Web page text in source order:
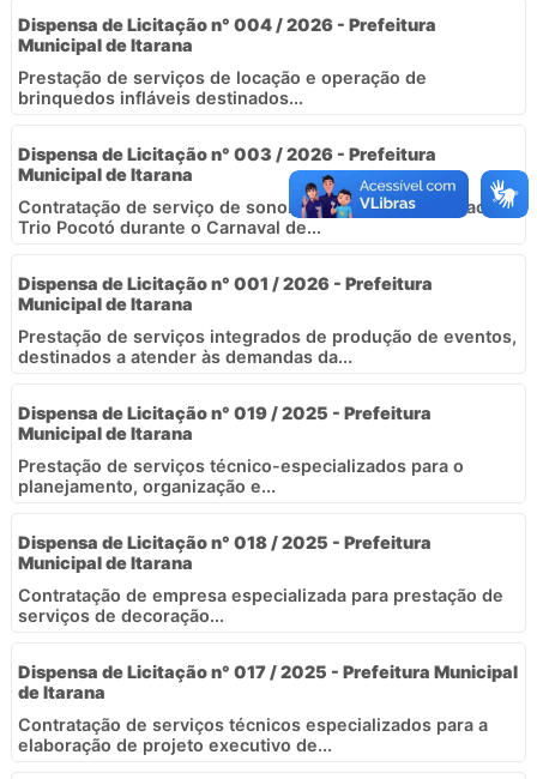
Dispensa de Licitação n° 004 / 2026 - Prefeitura
Municipal de Itarana
Prestação de serviços de locação e operação de
brinquedos infláveis destinados...
Dispensa de Licitação n° 003 / 2026 - Prefeitura
Municipal de Itarana
Contratação de serviço de sonorização para atender ao
Trio Pocotó durante o Carnaval de...
Dispensa de Licitação n° 001 / 2026 - Prefeitura
Municipal de Itarana
Prestação de serviços integrados de produção de eventos,
destinados a atender às demandas da...
Dispensa de Licitação n° 019 / 2025 - Prefeitura
Municipal de Itarana
Prestação de serviços técnico-especializados para o
planejamento, organização e...
Dispensa de Licitação n° 018 / 2025 - Prefeitura
Municipal de Itarana
Contratação de empresa especializada para prestação de
serviços de decoração...
Dispensa de Licitação n° 017 / 2025 - Prefeitura Municipal
de Itarana
Contratação de serviços técnicos especializados para a
elaboração de projeto executivo de...